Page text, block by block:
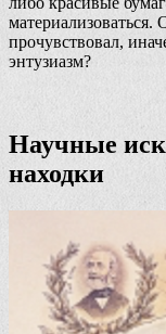
материализоваться.
прочувствовал,
энтузиазм?
Научные
находки